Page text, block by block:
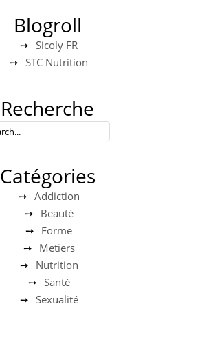
Blogroll
Sicoly FR
STC Nutrition
Recherche
Catégories
Addiction
Beauté
Forme
Metiers
Nutrition
Santé
Sexualité